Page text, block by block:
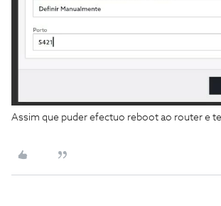
Assim que puder efectuo reboot ao router e